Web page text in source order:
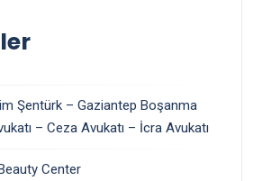
Şentürk – Gaziantep Boşanma
– Ceza Avukatı – İcra Avukatı
Center